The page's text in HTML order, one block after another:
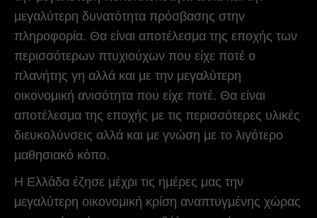
μεγαλύτερη δυνατότητα πρόσβασης στην
πληροφορία. Θα είναι αποτέλεσμα της εποχής των
περισσότερων πτυχιούχων που είχε ποτέ ο
πλανήτης γη αλλά και με την μεγαλύτερη
οικονομική ανισότητα που είχε ποτέ. Θα είναι
αποτέλεσμα της εποχής με τις περισσότερες υλικές
διευκολύνσεις αλλά και με γνώση με το λιγότερο
μαθησιακό κόπο.
Η Ελλάδα έζησε μέχρι τις ημέρες μας την
μεγαλύτερη οικονομική κρίση αναπτυγμένης χώρας